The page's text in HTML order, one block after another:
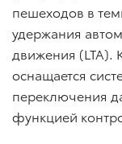
пешеходов в
удержания
движения (LTA).
оснащается
переключения
функцией